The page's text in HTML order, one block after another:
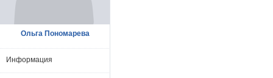
Ольга Пономарева
Информация